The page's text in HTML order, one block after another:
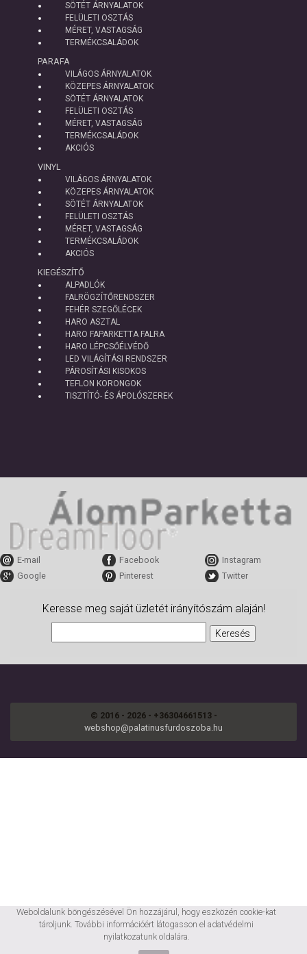
SÖTÉT ÁRNYALATOK
FELÜLETI OSZTÁS
MÉRET, VASTAGSÁG
TERMÉKCSALÁDOK
PARAFA
VILÁGOS ÁRNYALATOK
KÖZEPES ÁRNYALATOK
SÖTÉT ÁRNYALATOK
FELÜLETI OSZTÁS
MÉRET, VASTAGSÁG
TERMÉKCSALÁDOK
AKCIÓS
VINYL
VILÁGOS ÁRNYALATOK
KÖZEPES ÁRNYALATOK
SÖTÉT ÁRNYALATOK
FELÜLETI OSZTÁS
MÉRET, VASTAGSÁG
TERMÉKCSALÁDOK
AKCIÓS
KIEGÉSZÍTŐ
ALPADLÓK
FALRÖGZÍTŐRENDSZER
FEHÉR SZEGŐLÉCEK
HARO ASZTAL
HARO FAPARKETTA FALRA
HARO LÉPCSŐÉLVÉDŐ
LED VILÁGÍTÁSI RENDSZER
PÁROSÍTÁSI KISOKOS
TEFLON KORONGOK
TISZTÍTÓ- ÉS ÁPOLÓSZEREK
E-mail Facebook
Instagram
Google
Pinterest Twitter
Keresse meg saját üzletét irányítószám alaján!
© 2016 - 2026 - +36304661513 -
webshop@palatinusfurdoszoba.hu
Weboldalunk böngészésével Ön hozzájárul, hogy eszközén cookie-kat
tároljunk. További információért látogasson el adatvédelmi
nyilatkozatunkoldalára.